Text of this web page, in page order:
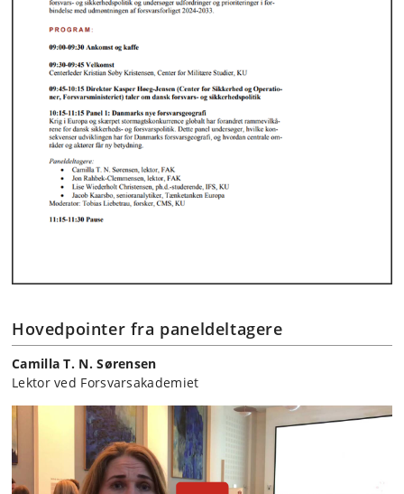
Hovedpointer fra paneldeltagere
Camilla T. N. Sørensen
Lektor ved Forsvarsakademiet